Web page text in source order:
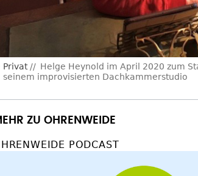
Privat
Helge Heynold im April 2020 zum
seinem improvisierten Dachkammerstudio
ZU OHRENWEIDE
PODCAST